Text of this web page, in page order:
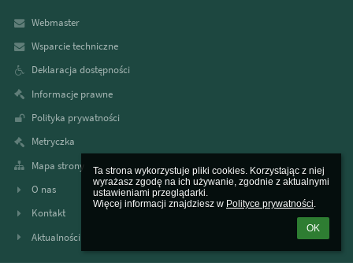
Ta strona wykorzystuje pliki cookies. Korzystając z niej
wyrażasz zgodę na ich używanie, zgodnie z aktualnymi
ustawieniami przeglądarki.
Więcej informacji znajdziesz w Polityce prywatności.
OK
Webmaster
Wsparcie techniczne
Deklaracja dostępności
Informacje prawne
Polityka prywatności
Metryczka
Mapa strony
O nas
Kontakt
Aktualności
Kontakty